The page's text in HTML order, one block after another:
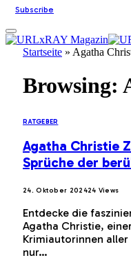
Subscribe
Startseite » Agatha
Browsing:
RATGEBER
Agatha Christie
Sprüche der
24. Oktober 202424 Views
Entdecke die
Agatha Christie,
Krimiautorinnen
nur…